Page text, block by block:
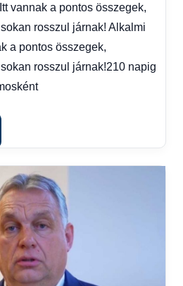
Gazdaság
Hírek,
Hírek
Hitel
vannak a pontos összegek,
rosszul járnak! Alkalmi
a pontos összegek,
rosszul járnak!210 napig